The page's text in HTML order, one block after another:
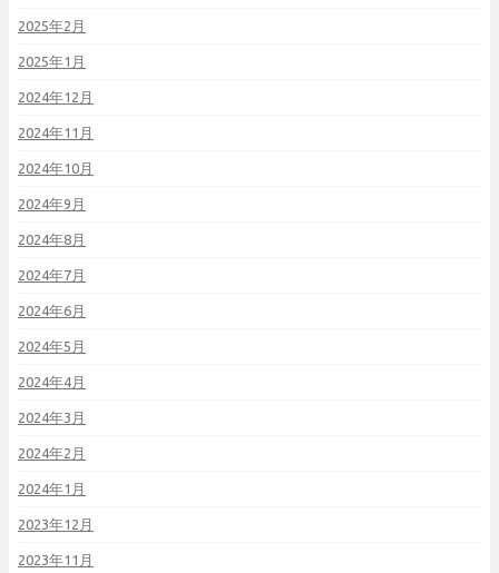
2025年2月
2025年1月
2024年12月
2024年11月
2024年10月
2024年9月
2024年8月
2024年7月
2024年6月
2024年5月
2024年4月
2024年3月
2024年2月
2024年1月
2023年12月
2023年11月